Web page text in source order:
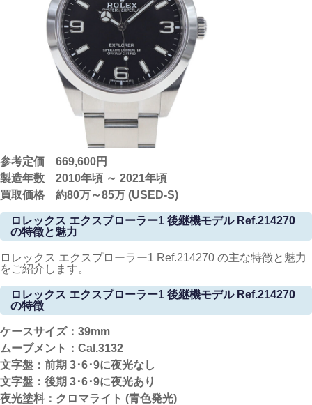
参考定価 669,600円
製造年数 2010年頃 ～ 2021年頃
買取価格 約80万～85万 (USED-S)
ロレックス エクスプローラー1 後継機モデル Ref.214270
の特徴と魅力
ロレックス エクスプローラー1 Ref.214270 の主な特徴と魅力
をご紹介します。
ロレックス エクスプローラー1 後継機モデル Ref.214270
の特徴
ケースサイズ：39mm
ムーブメント：Cal.3132
文字盤：前期 3･6･9に夜光なし
文字盤：後期 3･6･9に夜光あり
夜光塗料：クロマライト (青色発光)